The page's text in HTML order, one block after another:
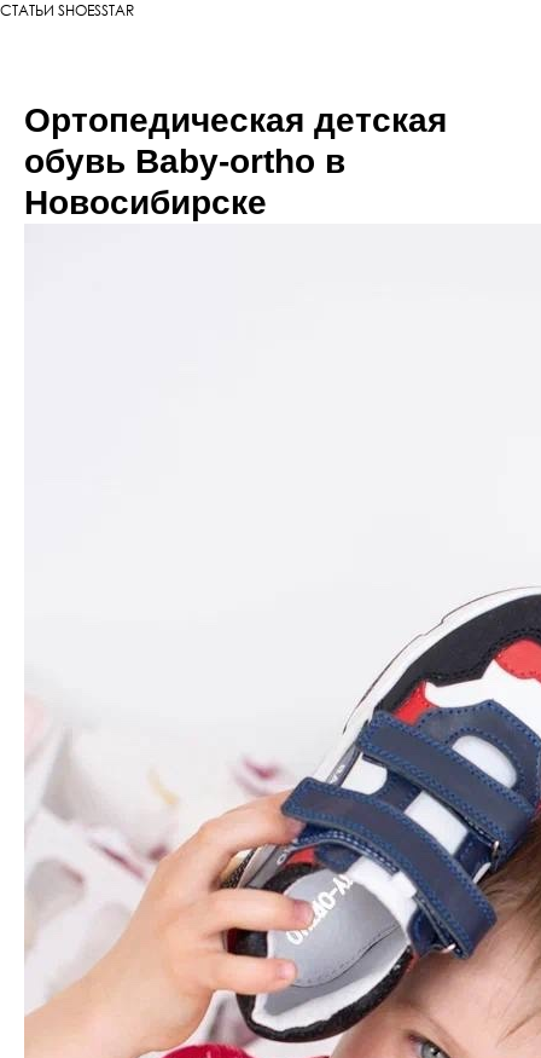
СТАТЬИ SHOESSTAR
Ортопедическая детская
обувь Baby-ortho в
Новосибирске